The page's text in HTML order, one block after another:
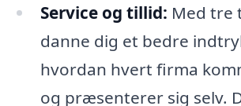
Service og tillid: Med tre
danne dig et bedre
hvordan hvert firma
og præsenterer sig selv.